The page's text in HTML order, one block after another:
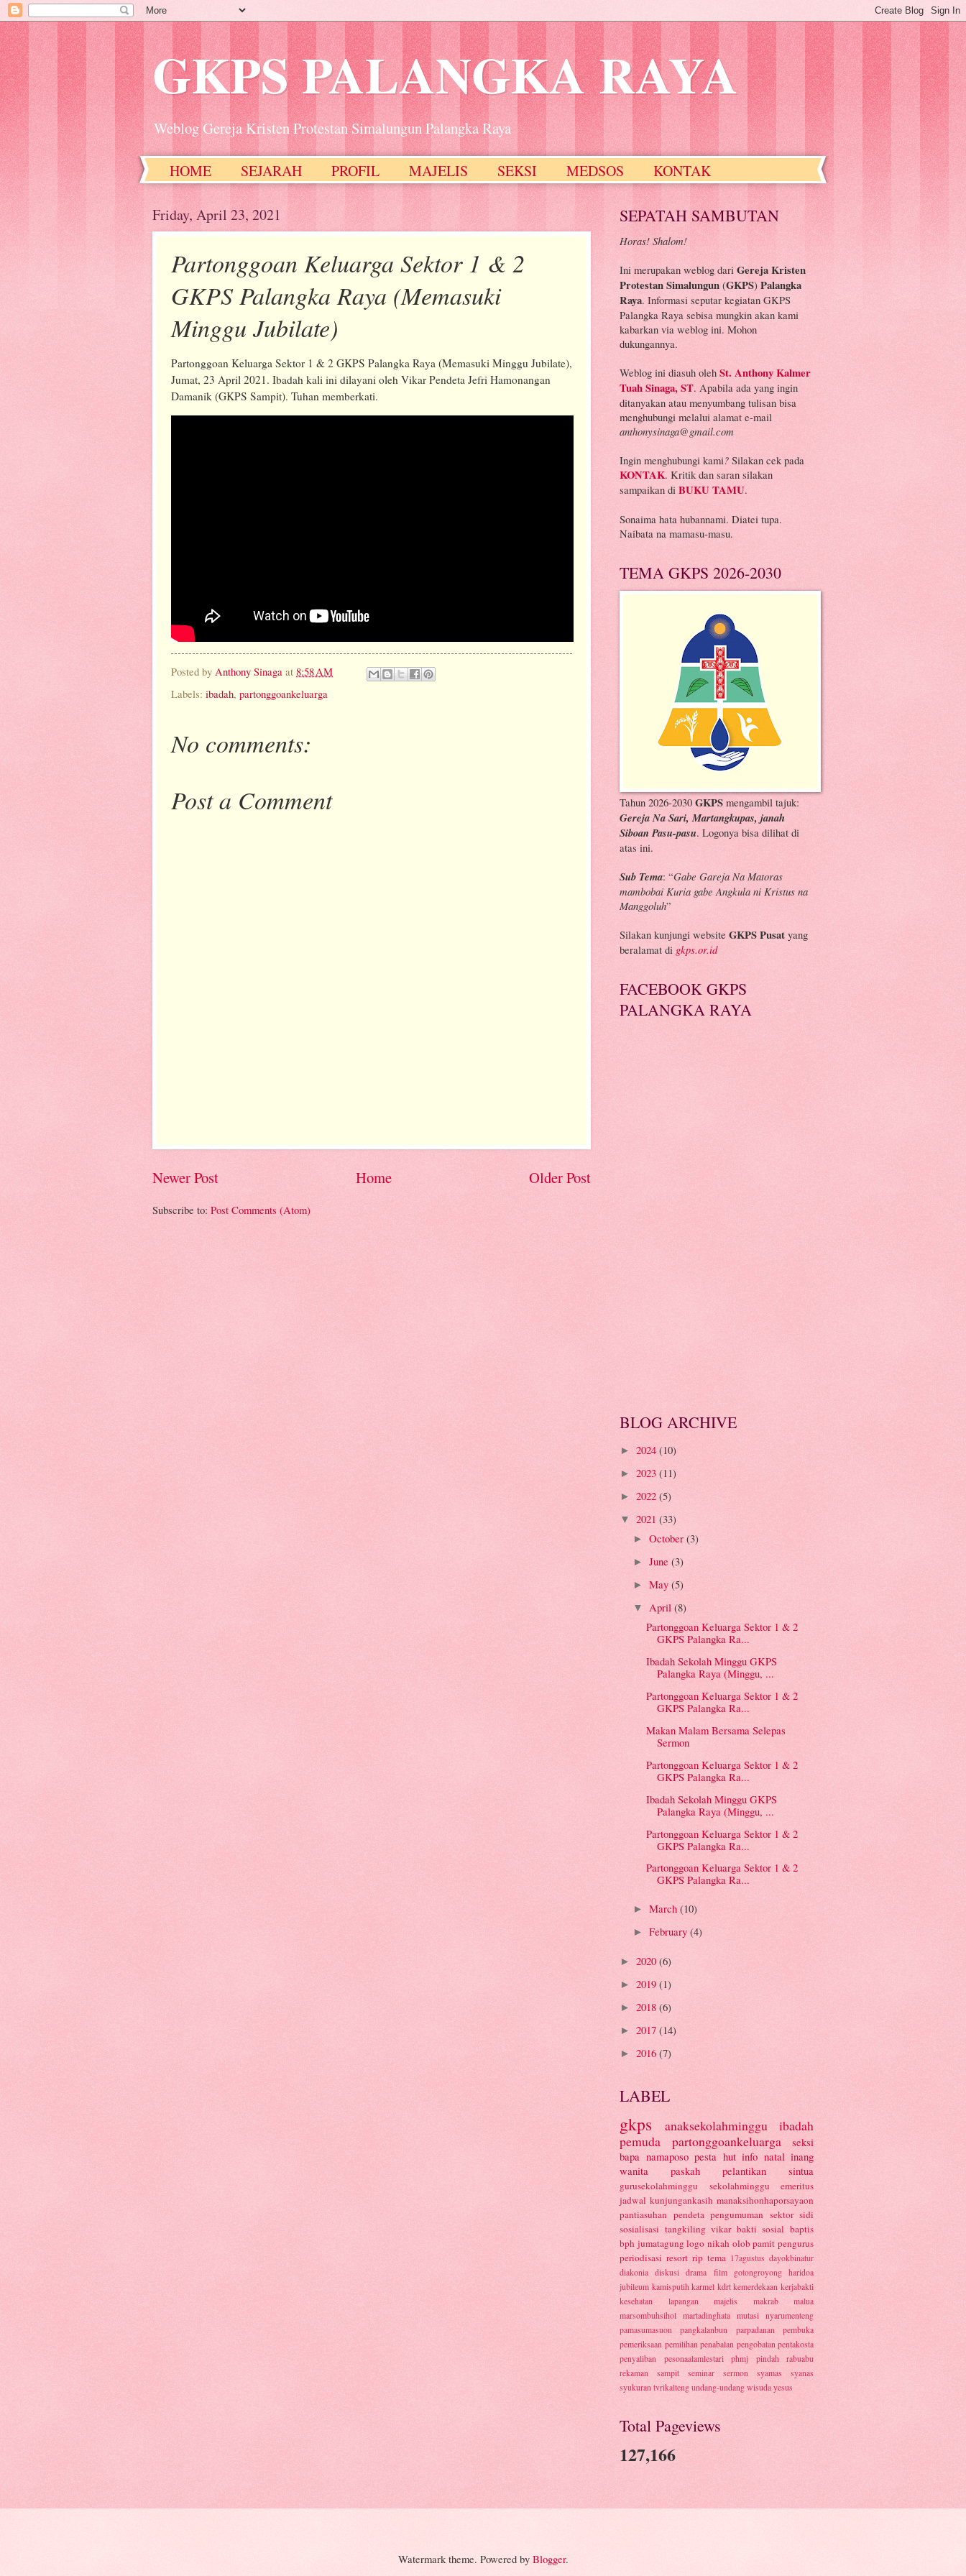
GKPS PALANGKA RAYA
Weblog Gereja Kristen Protestan Simalungun Palangka Raya
HOME SEJARAH PROFIL MAJELIS SEKSI MEDSOS KONTAK
Friday, April 23, 2021
Partonggoan Keluarga Sektor 1 & 2
GKPS Palangka Raya (Memasuki
Minggu Jubilate)
Partonggoan Keluarga Sektor 1 & 2 GKPS Palangka Raya (Memasuki Minggu Jubilate),
Jumat, 23 April 2021. Ibadah kali ini dilayani oleh Vikar Pendeta Jefri Hamonangan
Damanik (GKPS Sampit). Tuhan memberkati.
Posted by Anthony Sinaga at 8:58 AM
Labels: ibadah, partonggoankeluarga
No comments:
Post a Comment
Newer Post Older Post
Home
Subscribe to: Post Comments (Atom)
SEPATAH SAMBUTAN
Horas! Shalom!
Ini merupakan weblog dari Gereja Kristen
Protestan Simalungun (GKPS) Palangka
Raya. Informasi seputar kegiatan GKPS
Palangka Raya sebisa mungkin akan kami
kabarkan via weblog ini. Mohon
dukungannya.
Weblog ini diasuh oleh St. Anthony Kalmer
Tuah Sinaga, ST. Apabila ada yang ingin
ditanyakan atau menyumbang tulisan bisa
menghubungi melalui alamat e-mail
anthonysinaga@gmail.com
Ingin menghubungi kami? Silakan cek pada
KONTAK. Kritik dan saran silakan
sampaikan di BUKU TAMU.
Sonaima hata hubannami. Diatei tupa.
Naibata na mamasu-masu.
TEMA GKPS 2026-2030
Tahun 2026-2030 GKPS mengambil tajuk:
Gereja Na Sari, Martangkupas, janah
Siboan Pasu-pasu. Logonya bisa dilihat di
atas ini.
Sub Tema: “Gabe Gareja Na Matoras
mambobai Kuria gabe Angkula ni Kristus na
Manggoluh”
Silakan kunjungi website GKPS Pusat yang
beralamat di gkps.or.id
FACEBOOK GKPS
PALANGKA RAYA
BLOG ARCHIVE
► 2024 (10)
► 2023 (11)
► 2022 (5)
▼ 2021 (33)
► October (3)
► June (3)
► May (5)
▼ April (8)
Partonggoan Keluarga Sektor 1 & 2
GKPS Palangka Ra...
Ibadah Sekolah Minggu GKPS
Palangka Raya (Minggu, ...
Partonggoan Keluarga Sektor 1 & 2
GKPS Palangka Ra...
Makan Malam Bersama Selepas
Sermon
Partonggoan Keluarga Sektor 1 & 2
GKPS Palangka Ra...
Ibadah Sekolah Minggu GKPS
Palangka Raya (Minggu, ...
Partonggoan Keluarga Sektor 1 & 2
GKPS Palangka Ra...
Partonggoan Keluarga Sektor 1 & 2
GKPS Palangka Ra...
► March (10)
► February (4)
► 2020 (6)
► 2019 (1)
► 2018 (6)
► 2017 (14)
► 2016 (7)
LABEL
gkps anaksekolahminggu
ibadah
pemuda
partonggoankeluarga
seksi
bapa namaposo pesta hut info natal inang
wanita
paskah pelantikan sintua
gurusekolahminggu sekolahminggu
emeritus
jadwal kunjungankasih manaksihonhaporsayaon
pantiasuhan pendeta pengumuman sektor sidi
sosialisasi tangkiling vikar bakti sosial baptis
bph jumatagung logo nikah olob pamit pengurus
periodisasi resort rip tema 17agustus dayokbinatur
diakonia
diskusi drama film gotongroyong
haridoa
jubileum kamisputih karmel kdrt kemerdekaan kerjabakti
kesehatan
lapangan majelis makrab
malua
marsombuhsihol
martadinghata mutasi nyarumenteng
pamasumasuon
pangkalanbun parpadanan
pembuka
pemeriksaan pemilihan penabalan pengobatan pentakosta
penyaliban
pesonaalamlestari phmj pindah
rabuabu
rekaman
sampit seminar sermon syamas
syanas
syukuran tvrikalteng undang-undang wisuda yesus
Total Pageviews
127,166
Watermark theme. Powered by Blogger.